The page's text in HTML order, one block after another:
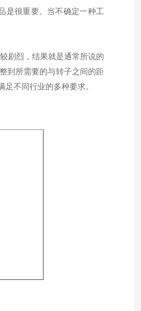
是很重要。当不确定一种工
剧烈，结果就是通常所说的
到所需要的与转子之间的距
不同行业的多种要求。